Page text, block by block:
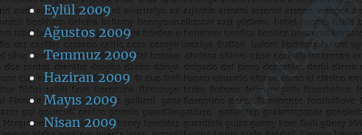
Eylül 2009
Ağustos 2009
Temmuz 2009
Haziran 2009
Mayıs 2009
Nisan 2009